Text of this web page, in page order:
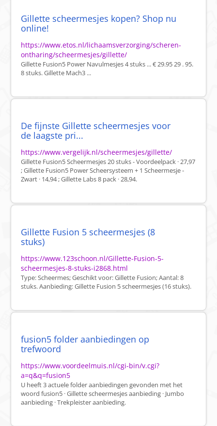
Gillette scheermesjes kopen? Shop nu
online!
https://www.etos.nl/lichaamsverzorging/scheren-
ontharing/scheermesjes/gillette/
Gillette Fusion5 Power Navulmesjes 4 stuks ... € 29.95 29 . 95.
8 stuks. Gillette Mach3 ...
De fijnste Gillette scheermesjes voor
de laagste pri...
https://www.vergelijk.nl/scheermesjes/gillette/
Gillette Fusion5 Scheermesjes 20 stuks - Voordeelpack · 27,97
; Gillette Fusion5 Power Scheersysteem + 1 Scheermesje -
Zwart · 14,94 ; Gillette Labs 8 pack · 28,94.
Gillette Fusion 5 scheermesjes (8
stuks)
https://www.123schoon.nl/Gillette-Fusion-5-
scheermesjes-8-stuks-i2868.html
Type: Scheermes; Geschikt voor: Gillette Fusion; Aantal: 8
stuks. Aanbieding: Gillette Fusion 5 scheermesjes (16 stuks).
fusion5 folder aanbiedingen op
trefwoord
https://www.voordeelmuis.nl/cgi-bin/v.cgi?
a=q&q=fusion5
U heeft 3 actuele folder aanbiedingen gevonden met het
woord fusion5 · Gillette scheermesjes aanbieding · Jumbo
aanbieding · Trekpleister aanbieding.